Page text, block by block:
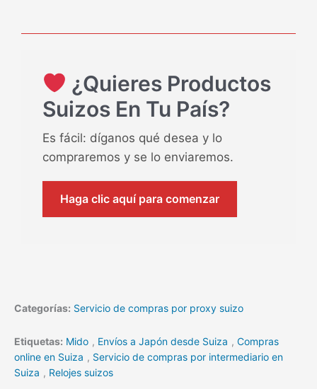
¿Quieres Productos
Suizos En Tu País?
Es fácil: díganos qué desea y lo
compraremos y se lo enviaremos.
Haga clic aquí para comenzar
Categorías: Servicio de compras por proxy suizo
Etiquetas: Mido , Envíos a Japón desde Suiza , Compras
online en Suiza , Servicio de compras por intermediario en
Suiza , Relojes suizos